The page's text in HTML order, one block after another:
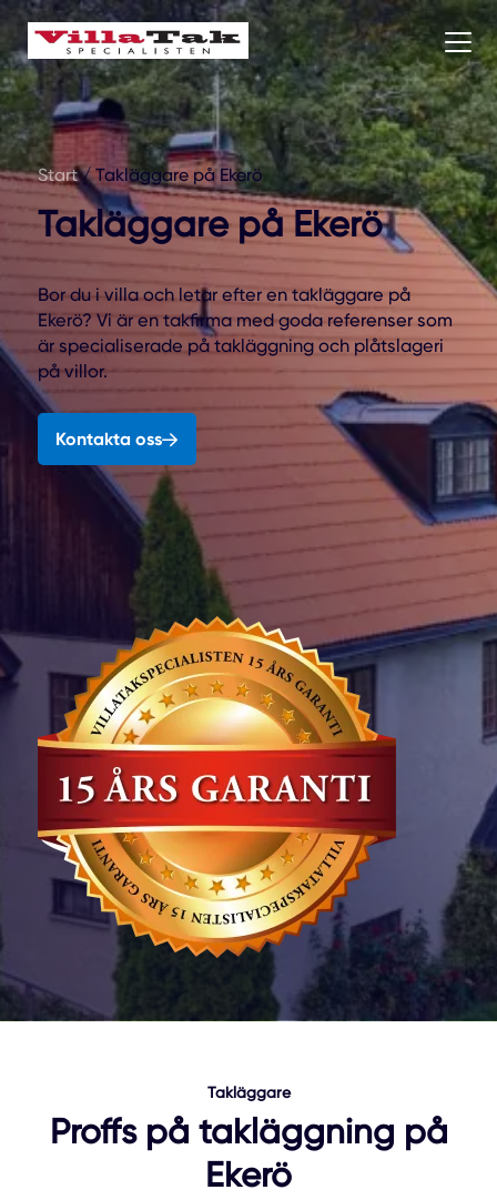
Start / Takläggare på Ekerö
Takläggare på Ekerö
Bor du i villa och letar efter en takläggare på
Ekerö? Vi är en takfirma med goda referenser som
är specialiserade på takläggning och plåtslageri
på villor.
Kontakta oss
Takläggare
Proffs på takläggning på
Ekerö